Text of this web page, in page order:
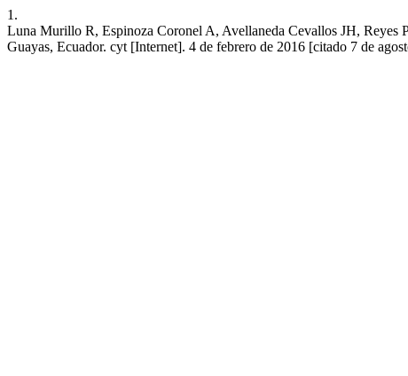
1.
Luna Murillo R, Espinoza Coronel A, Avellaneda Cevallos JH, Reyes
Guayas, Ecuador. cyt [Internet]. 4 de febrero de 2016 [citado 7 de